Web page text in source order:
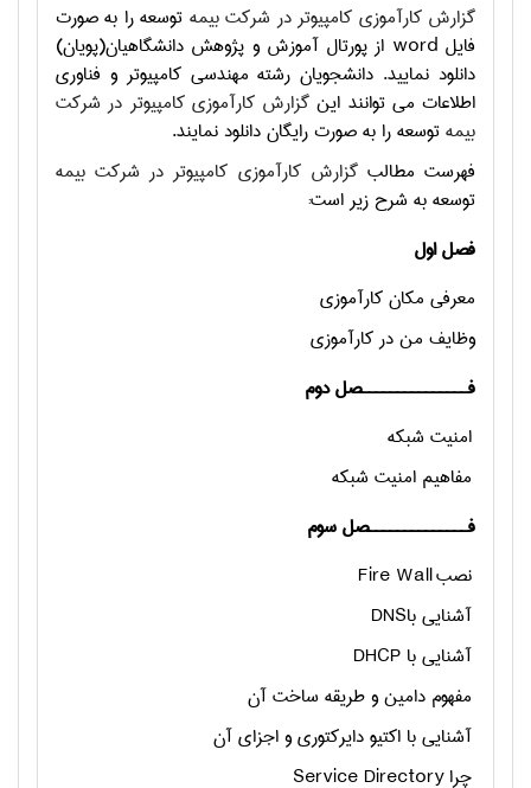
گزارش کارآموزی کامپیوتر در شرکت بیمه توسعه را به صورت
فایل word از پورتال آموزش و پژوهش دانشگاهیان(پویان)
دانلود نمایید. دانشجویان رشته مهندسی کامپیوتر و فناوری
اطلاعات می توانند این گزارش کارآموزی کامپیوتر در شرکت
بیمهتوسعه را به صورت رایگان دانلود نمایند.
فهرست مطالبگزارش کارآموزی کامپیوتر در شرکت بیمه
توسعه به شرح زیر است:
فصل اول
معرفی مکان کارآموزی
وظایف من در کارآموزی
فـــــــــــــــصل دوم
امنیت شبکه
مفاهیم امنیت شبکه
فــــــــــــــصل سوم
نصبFire Wall
آشنایی باDNS
آشنایی با DHCP
مفهوم دامین و طریقه ساخت آن
آشنایی با اکتیو دایرکتوری و اجزای آن
چراService Directory